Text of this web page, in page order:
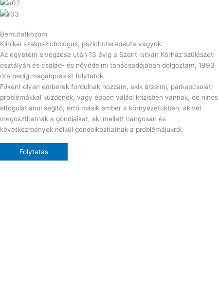
Bemutatkozom
Klinikai szakpszichológus, pszichoterapeuta vagyok.
Az egyetem elvégzése után 13 évig a Szent István Kórház szülészeti
osztályán és család- és nővédelmi tanácsadójában dolgoztam, 1993
óta pedig magánpraxist folytatok.
Főként olyan emberek fordulnak hozzám, akik érzelmi, párkapcsolati
problémákkal küzdenek, vagy éppen válási krízisben vannak, de nincs
elfogulatlanul segítő, értő másik ember a környezetükben, akivel
megoszthatnák a gondjaikat, aki mellett hangosan és
következmények nélkül gondolkozhatnak a problémájukról.
Folytatás